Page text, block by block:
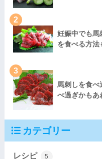
2
妊娠中でも馬
を食べる方法
3
馬刺しを食べ
べ過ぎかもあ
カテゴリー
レシピ 5